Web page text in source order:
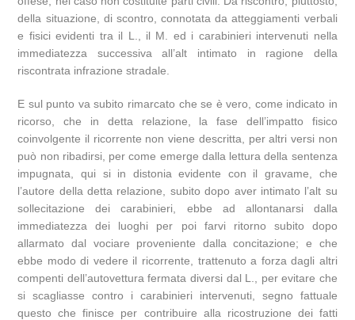
della situazione, di scontro, connotata da atteggiamenti verbali
e fisici evidenti tra il L., il M. ed i carabinieri intervenuti nella
immediatezza successiva all’alt intimato in ragione della
riscontrata infrazione stradale.
E sul punto va subito rimarcato che se è vero, come indicato in
ricorso, che in detta relazione, la fase dell’impatto fisico
coinvolgente il ricorrente non viene descritta, per altri versi non
può non ribadirsi, per come emerge dalla lettura della sentenza
impugnata, qui si in distonia evidente con il gravame, che
l’autore della detta relazione, subito dopo aver intimato l’alt su
sollecitazione dei carabinieri, ebbe ad allontanarsi dalla
immediatezza dei luoghi per poi farvi ritorno subito dopo
allarmato dal vociare proveniente dalla concitazione; e che
ebbe modo di vedere il ricorrente, trattenuto a forza dagli altri
compenti dell’autovettura fermata diversi dal L., per evitare che
si scagliasse contro i carabinieri intervenuti, segno fattuale
questo che finisce per contribuire alla ricostruzione dei fatti